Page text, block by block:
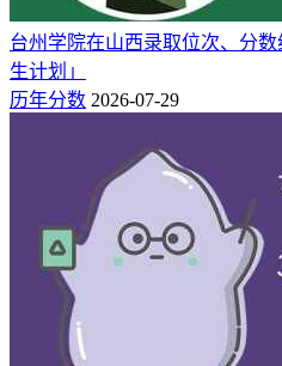
台州学院在山西录取位次、分数
生计划」
历年分数 2026-07-29